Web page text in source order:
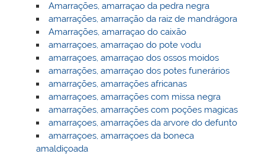
Amarrações, amarraçao da pedra negra
amarrações, amarração da raiz de mandrágora
Amarrações, amarraçao do caixão
amarraçoes, amarraçao do pote vodu
amarraçoes, amarraçao dos ossos moidos
amarrações, amarraçao dos potes funerários
amarrações, amarrações africanas
amarraçoes, amarrações com missa negra
amarrações, amarrações com poções magicas
amarraçoes, amarrações da arvore do defunto
amarraçoes, amarraçoes da boneca
amaldiçoada